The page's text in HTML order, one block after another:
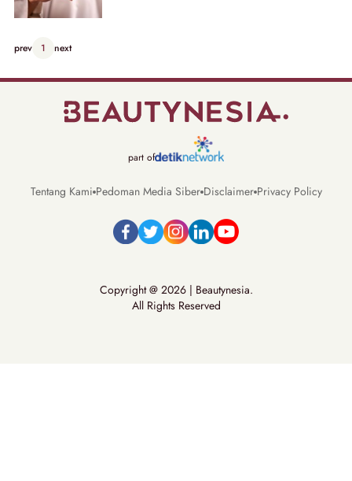
prev 1 next
part of
Tentang Kami Pedoman Media Siber Disclaimer Privacy Policy
Copyright @ 2026 | Beautynesia.
All Rights Reserved